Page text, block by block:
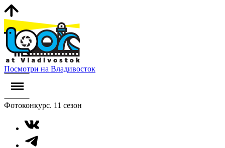
Посмотри на Владивосток
Фотоконкурс. 11 сезон